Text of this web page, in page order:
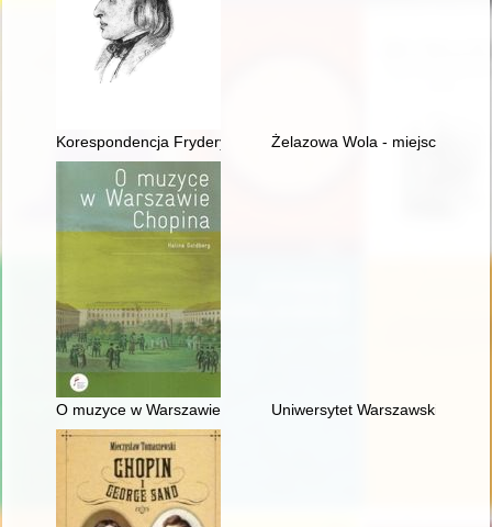
Korespondencja Fryderyka Chopina. T. 3 cz. 1,
Żelazowa Wola - miejsce
O muzyce w Warszawie ChopinaUniwersytet Warszawski i